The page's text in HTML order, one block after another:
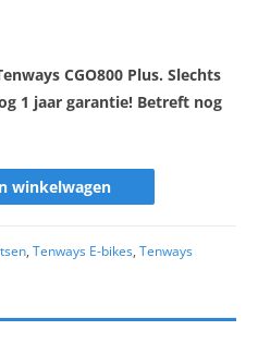
CGO800 Plus. Slechts
1 jaar garantie! Betreft nog
winkelwagen
, Tenways E-bikes, Tenways